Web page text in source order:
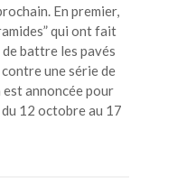
En premier,
qui ont fait
battre les pavés
une série de
annoncée pour
du 12 octobre au 17